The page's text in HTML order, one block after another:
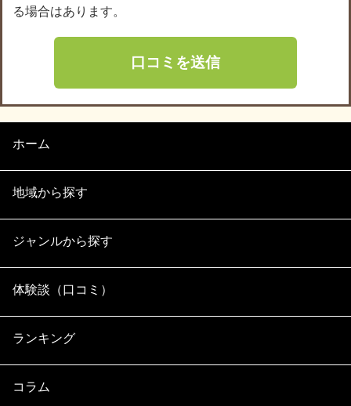
る場合はあります。
ホーム
地域から探す
ジャンルから探す
体験談（口コミ）
ランキング
コラム